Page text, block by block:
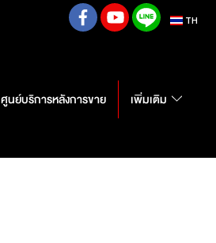
TH
ศูนย์บริการหลังการขาย เพิ่มเติม